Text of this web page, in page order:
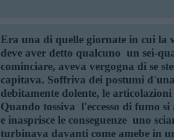
Era una di quelle giornate in cui la
deve aver detto qualcuno  un sei-
cominciare, aveva vergogna di se
capitava. Soffriva dei postumi
debitamente dolente, le
Quando tossiva  l'eccesso di fumo
e inasprisce le conseguenze  uno
turbinava davanti come amebe in